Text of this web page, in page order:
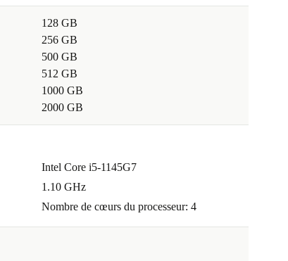
128 GB
256 GB
500 GB
512 GB
1000 GB
2000 GB
Intel Core i5-1145G7
1.10 GHz
Nombre de cœurs du processeur: 4